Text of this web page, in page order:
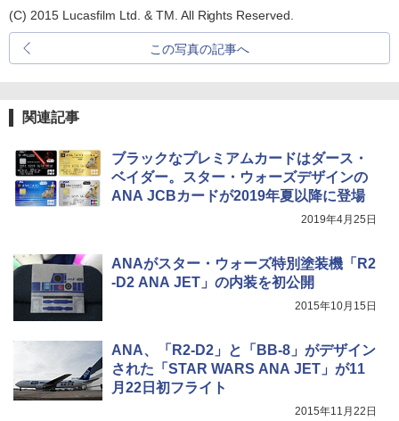
(C) 2015 Lucasfilm Ltd. & TM. All Rights Reserved.
この写真の記事へ
関連記事
ブラックなプレミアムカードはダース・
ベイダー。スター・ウォーズデザインの
ANA JCBカードが2019年夏以降に登場
2019年4月25日
ANAがスター・ウォーズ特別塗装機「R2
-D2 ANA JET」の内装を初公開
2015年10月15日
ANA、「R2-D2」と「BB-8」がデザイン
された「STAR WARS ANA JET」が11
月22日初フライト
2015年11月22日